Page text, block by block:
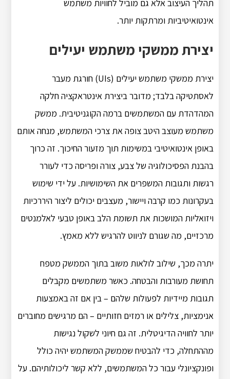
תהליך העיצוב אלא גם מוביל לחוויות משתמש
אינטואיטיביות ומרתקות יותר.
יצירת ממשקי משתמש יעילים
יצירת ממשקי משתמש יעילים (UIs) חורגת מעבר
לאסתטיקה בלבד; מדובר ביצירת אינטראקציה חלקה
המהדהדת עם המשתמשים ברמה הקוגניטיבית. ממשק
משתמש מעוצב היטב צופה את צרכי המשתמש, מנחה אותם
באופן אינטואיטיבי במשימות תוך מזעור החיכוך. זה כרוך
בהבנת הפסיכולוגיה של צבע, צורה ופריסה כדי לעורר
רגשות ותגובות המשפרים את השימושיות. על ידי שימוש
בעקרונות כמו קרבה ויישור, מעצבים יכולים ליצור היררכיות
ויזואליות המושכות את תשומת הלב באופן טבעי לאלמנטים
מרכזיים, מה שגורם לניווט להרגיש ללא מאמץ.
יתרה מכך, שילוב לולאות משוב בתוך הממשק מטפח
תחושת מעורבות והבטחה. כאשר משתמשים מקבלים
תגובות מיידיות לפעולות שלהם – בין אם זה באמצעות
אנימציות, צלילים או רמזים חזותיים – הם מרגישים מחוברים
יותר לחוויה הדיגיטלית. זה גם חיוני לשקול נגישות
מההתחלה, כדי להבטיח שממשק המשתמש יהיה כולל
ופונקציונלי עבור כל המשתמשים, ללא קשר ליכולותיהם. על